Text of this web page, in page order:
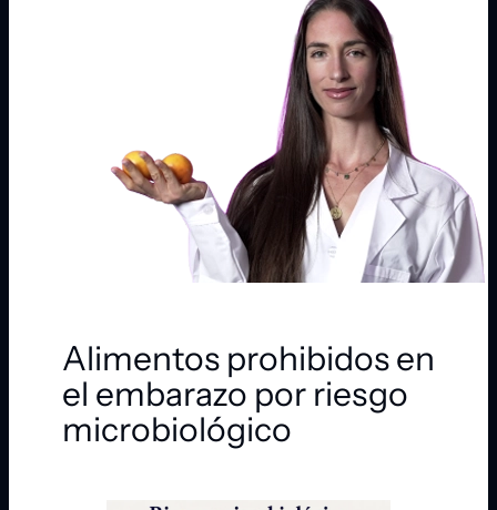
Alimentos prohibidos en
el embarazo por riesgo
microbiológico